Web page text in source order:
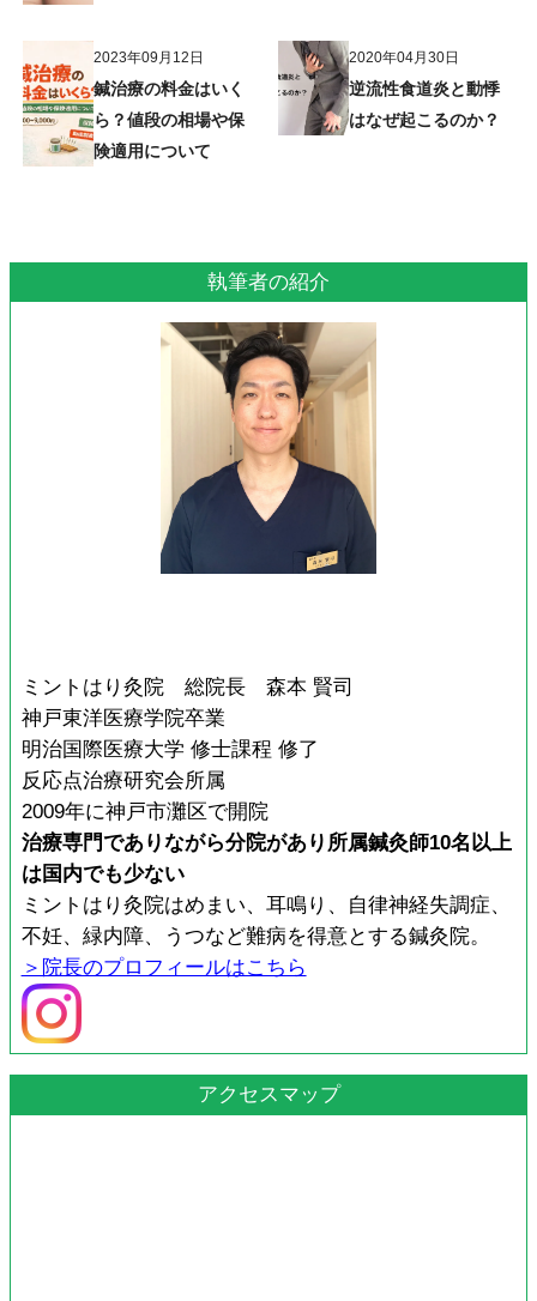
2023年09月12日
鍼治療の料金はいく
ら？値段の相場や保
険適用について
2020年04月30日
逆流性食道炎と動悸
はなぜ起こるのか？
執筆者の紹介
ミントはり灸院 総院長 森本 賢司
神戸東洋医療学院卒業
明治国際医療大学 修士課程 修了
反応点治療研究会所属
2009年に神戸市灘区で開院
治療専門でありながら分院があり所属鍼灸師10名以上
は国内でも少ない
ミントはり灸院はめまい、耳鳴り、自律神経失調症、
不妊、緑内障、うつなど難病を得意とする鍼灸院。
＞院長のプロフィールはこちら
アクセスマップ